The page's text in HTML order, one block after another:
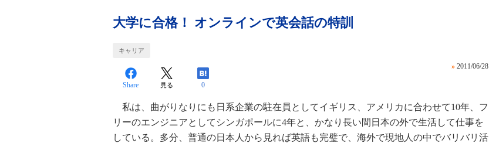
大学に合格！ オンラインで英会話の特訓
キャリア
» 2011/06/28
Share 見る 0
私は、曲がりなりにも日系企業の駐在員としてイギリス、アメリカに合わせて10年、フ
リーのエンジニアとしてシンガポールに4年と、かなり長い間日本の外で生活して仕事を
している。多分、普通の日本人から見れば英語も完璧で、海外で現地人の中でバリバリ活